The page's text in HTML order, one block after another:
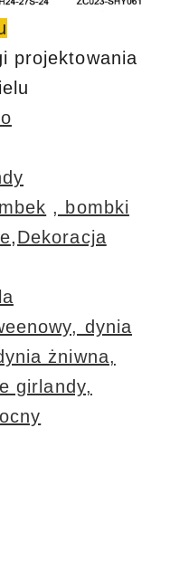
projektowania
, bombki
,Dekoracja
dynia
żniwna,
girlandy,